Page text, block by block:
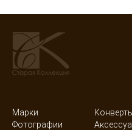
Марки
Фотографии